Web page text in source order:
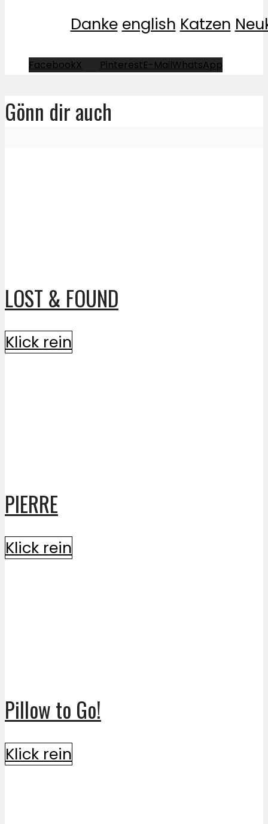
Danke english Katzen
FacebookX PinterestE-MailWhatsApp
Gönn dir auch
LOST & FOUND
Klick rein
PIERRE
Klick rein
Pillow to Go!
Klick rein